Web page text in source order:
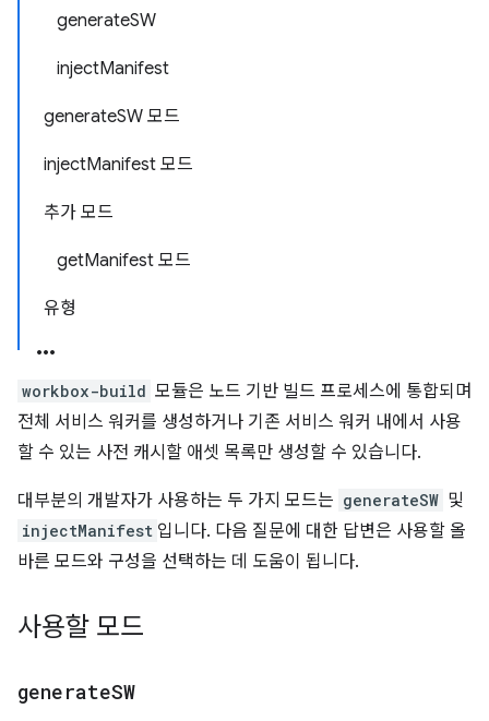
generateSW
injectManifest
generateSW 모드
injectManifest 모드
추가 모드
getManifest 모드
유형
workbox-build 모듈은 노드 기반 빌드 프로세스에 통합되며
전체 서비스 워커를 생성하거나 기존 서비스 워커 내에서 사용
할 수 있는 사전 캐시할 애셋 목록만 생성할 수 있습니다.
대부분의 개발자가 사용하는 두 가지 모드는 generateSW 및
injectManifest 입니다. 다음 질문에 대한 답변은 사용할 올
바른 모드와 구성을 선택하는 데 도움이 됩니다.
사용할 모드
generateSW